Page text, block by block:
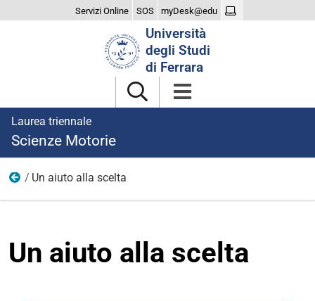
Servizi Online SOS myDesk@edu
Università
degli Studi
di Ferrara
Laurea triennale
Scienze Motorie
Il Corso
Un aiuto alla scelta
Un aiuto alla scelta